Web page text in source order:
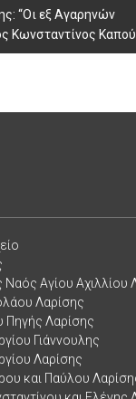
“Οι εξ Αγαρηνών
Κωνσταντίνος
Ναός Αγίου Αχιλλίου
Λαρίσης
Λαρίσης
Γιάννουλης
Λαρίσης
και Παύλου